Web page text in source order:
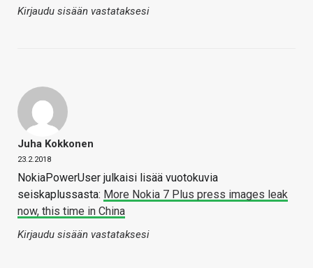
Kirjaudu sisään vastataksesi
Juha Kokkonen
23.2.2018
NokiaPowerUser julkaisi lisää vuotokuvia
seiskaplussasta: More Nokia 7 Plus press images leak
now, this time in China
Kirjaudu sisään vastataksesi